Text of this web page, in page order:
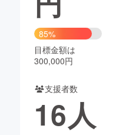
CAMPFIRE Creation
ya コミュニティ
85%
目標金額は
300,000円
支援者数
16人